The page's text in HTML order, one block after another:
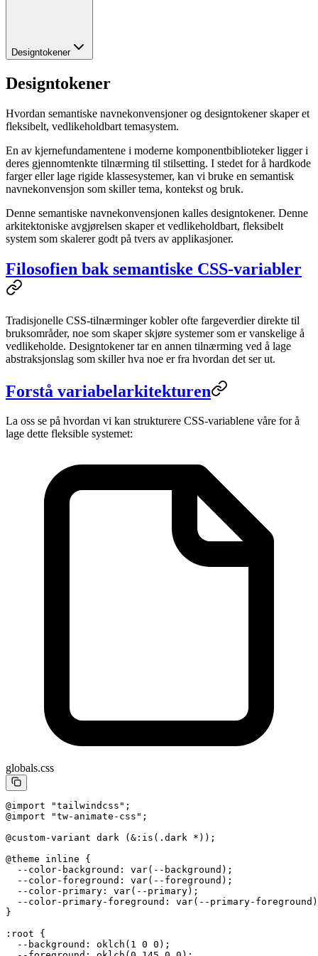
Designtokener
Designtokener
Hvordan semantiske navnekonvensjoner og designtokener skaper et
fleksibelt, vedlikeholdbart temasystem.
En av kjernefundamentene i moderne komponentbiblioteker ligger i
deres gjennomtenkte tilnærming til stilsetting. I stedet for å hardkode
farger eller lage rigide klassesystemer, kan vi bruke en semantisk
navnekonvensjon som skiller tema, kontekst og bruk.
Denne semantiske navnekonvensjonen kalles designtokener. Denne
arkitektoniske avgjørelsen skaper et vedlikeholdbart, fleksibelt
system som skalerer godt på tvers av applikasjoner.
Filosofien bak semantiske CSS-variabler
Tradisjonelle CSS-tilnærminger kobler ofte fargeverdier direkte til
bruksområder, noe som skaper skjøre systemer som er vanskelige å
vedlikeholde. Designtokener tar en annen tilnærming ved å lage
abstraksjonslag som skiller hva noe er fra hvordan det ser ut.
Forstå variabelarkitekturen
La oss se på hvordan vi kan strukturere CSS-variablene våre for å
lage dette fleksible systemet:
globals.css
@import "tailwindcss" ;
@import "tw-animate-css" ;
@custom-variant dark (&:is(.dark *));
@theme inline {
  --color-background: var(--background);
  --color-foreground: var(--foreground);
  --color-primary: var(--primary);
--color-primary-foreground: var(--primary-
}
:root {
  --background
: oklch ( 1 0 0 );